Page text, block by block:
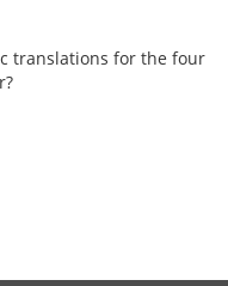
translations for the four